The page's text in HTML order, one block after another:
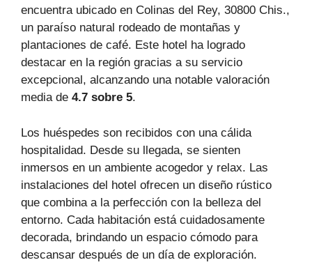
encuentra ubicado en Colinas del Rey, 30800 Chis.,
un paraíso natural rodeado de montañas y
plantaciones de café. Este hotel ha logrado
destacar en la región gracias a su servicio
excepcional, alcanzando una notable valoración
media de 4.7 sobre 5.
Los huéspedes son recibidos con una cálida
hospitalidad. Desde su llegada, se sienten
inmersos en un ambiente acogedor y relax. Las
instalaciones del hotel ofrecen un diseño rústico
que combina a la perfección con la belleza del
entorno. Cada habitación está cuidadosamente
decorada, brindando un espacio cómodo para
descansar después de un día de exploración.